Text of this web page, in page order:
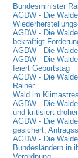
Bundesminister
AGDW - Die
AGDW - Die
bekräftigt
AGDW - Die
AGDW - Die
feiert Geburtstag
AGDW - Die
Rainer
Wald im
AGDW - Die
und kritisiert
AGDW - Die
gesichert,
AGDW - Die
Bundesländern in